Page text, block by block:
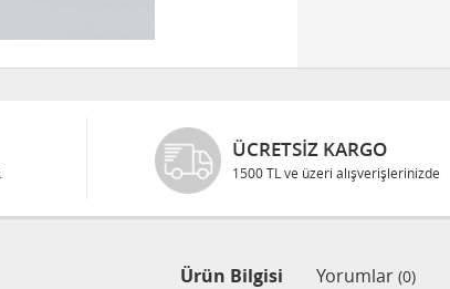
ÜCRETSIZ KARGO
1500 TL ve üzeri alışverişlerinizde
Ürün Bilgisi Yorumlar (0)